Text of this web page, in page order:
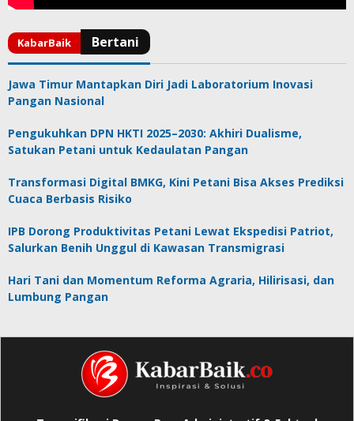
Jawa Timur Mantapkan Diri Jadi Laboratorium Inovasi
Pangan Nasional
Pengukuhkan DPN HKTI 2025–2030: Akhiri Dualisme,
Satukan Petani untuk Kedaulatan Pangan
Transformasi Digital BMKG, Kini Petani Bisa Akses Prediksi
Cuaca Berbasis Risiko
IPB Dorong Produktivitas Petani Lewat Ekspedisi Patriot,
Salurkan Benih Unggul di Kawasan Transmigrasi
Hari Tani dan Momentum Reforma Agraria, Hilirisasi, dan
Lumbung Pangan